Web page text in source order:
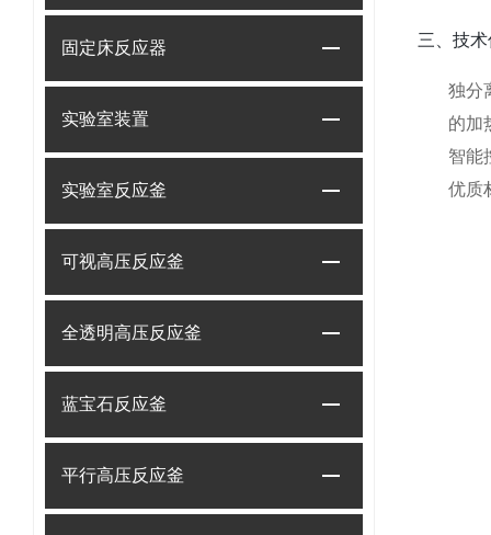
固定床反应器
实验室装置
实验室反应釜
可视高压反应釜
全透明高压反应釜
蓝宝石反应釜
平行高压反应釜
三、技
独分
的加
智能
优质